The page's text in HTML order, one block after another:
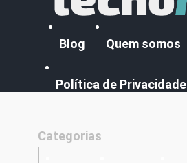
Blog Quem somos
Política de Privacidade
Categorias